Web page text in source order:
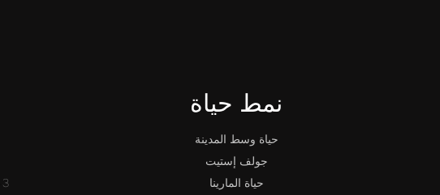
3 غرفة/غرف نوم شقق في Cavalli Casa Tower
نمط حياة
حياة وسط المدينة
جولف إستيت
حياة المارينا